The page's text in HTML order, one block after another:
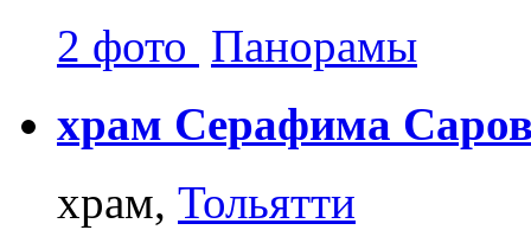
2 фото Панорамы
храм Серафима
храм, Тольятти